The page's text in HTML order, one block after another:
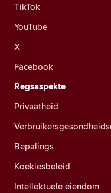
TikTok
YouTube
X
Facebook
Regsaspekte
Privaatheid
Bepalings
Koekiesbeleid
Intellektuele eiendom